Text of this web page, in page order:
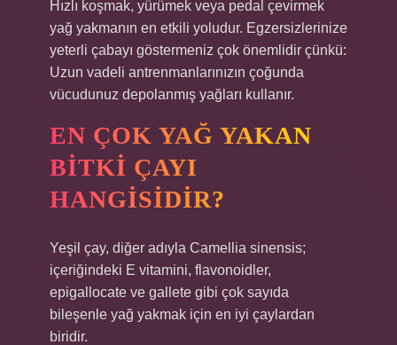
Hızlı koşmak, yürümek veya pedal çevirmek
yağ yakmanın en etkili yoludur. Egzersizlerinize
yeterli çabayı göstermeniz çok önemlidir çünkü:
Uzun vadeli antrenmanlarınızın çoğunda
vücudunuz depolanmış yağları kullanır.
EN ÇOK YAĞ YAKAN
BITKI ÇAYI
HANGISIDIR?
Yeşil çay, diğer adıyla Camellia sinensis;
içeriğindeki E vitamini, flavonoidler,
epigallocate ve gallete gibi çok sayıda
bileşenle yağ yakmak için en iyi çaylardan
biridir.